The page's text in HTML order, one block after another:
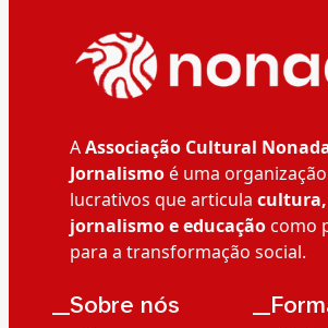
AAssociação Cultural
Jornalismoé uma
lucrativos que articula cultura,
jornalismo e educaçãocomo
para a transformação social.
__Sobre nós